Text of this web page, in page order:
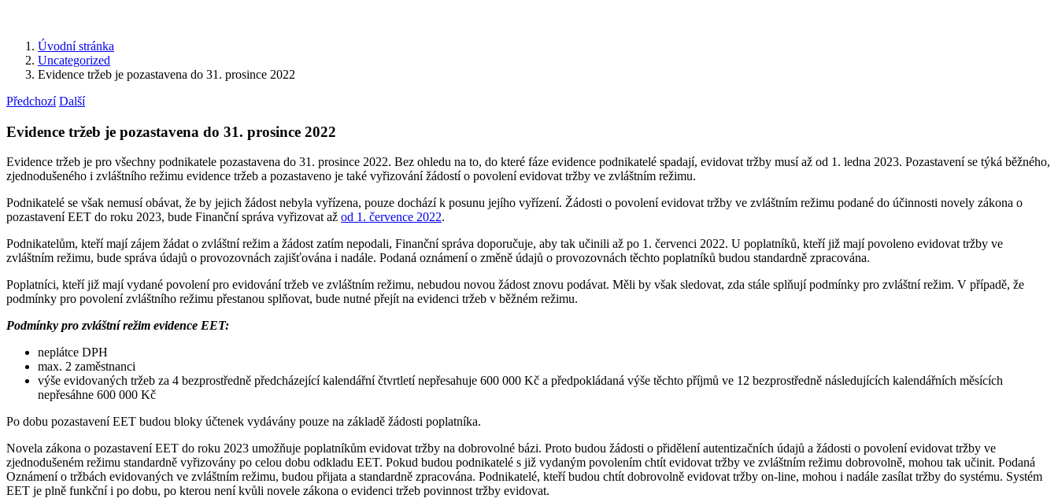
Úvodní stránka
Uncategorized
Evidence tržeb je pozastavena do 31. prosince 2022
Předchozí Další
Evidence tržeb je pozastavena do 31. prosince 2022
Evidence tržeb je pro všechny podnikatele pozastavena do 31. prosince 2022. Bez ohledu na to, do které fáze evidence podnikatelé spadají, evidovat tržby musí až od 1. ledna 2023. Pozastavení se týká běžného,
zjednodušeného i zvláštního režimu evidence tržeb a pozastaveno je také vyřizování žádostí o povolení evidovat tržby ve zvláštním režimu.
Podnikatelé se však nemusí obávat, že by jejich žádost nebyla vyřízena, pouze dochází k posunu jejího vyřízení. Žádosti o povolení evidovat tržby ve zvláštním režimu podané do účinnosti novely zákona o
pozastavení EET do roku 2023, bude Finanční správa vyřizovat až od 1. července 2022.
Podnikatelům, kteří mají zájem žádat o zvláštní režim a žádost zatím nepodali, Finanční správa doporučuje, aby tak učinili až po 1. červenci 2022. U poplatníků, kteří již mají povoleno evidovat tržby ve
zvláštním režimu, bude správa údajů o provozovnách zajišťována i nadále. Podaná oznámení o změně údajů o provozovnách těchto poplatníků budou standardně zpracována.
Poplatníci, kteří již mají vydané povolení pro evidování tržeb ve zvláštním režimu, nebudou novou žádost znovu podávat. Měli by však sledovat, zda stále splňují podmínky pro zvláštní režim. V případě, že
podmínky pro povolení zvláštního režimu přestanou splňovat, bude nutné přejít na evidenci tržeb v běžném režimu.
Podmínky pro zvláštní režim evidence EET:
neplátce DPH
max. 2 zaměstnanci
výše evidovaných tržeb za 4 bezprostředně předcházející kalendářní čtvrtletí nepřesahuje 600 000 Kč a předpokládaná výše těchto příjmů ve 12 bezprostředně následujících kalendářních měsících
nepřesáhne 600 000 Kč
Po dobu pozastavení EET budou bloky účtenek vydávány pouze na základě žádosti poplatníka.
Novela zákona o pozastavení EET do roku 2023 umožňuje poplatníkům evidovat tržby na dobrovolné bázi. Proto budou žádosti o přidělení autentizačních údajů a žádosti o povolení evidovat tržby ve
zjednodušeném režimu standardně vyřizovány po celou dobu odkladu EET. Pokud budou podnikatelé s již vydaným povolením chtít evidovat tržby ve zvláštním režimu dobrovolně, mohou tak učinit. Podaná
Oznámení o tržbách evidovaných ve zvláštním režimu, budou přijata a standardně zpracována. Podnikatelé, kteří budou chtít dobrovolně evidovat tržby on-line, mohou i nadále zasílat tržby do systému. Systém
EET je plně funkční i po dobu, po kterou není kvůli novele zákona o evidenci tržeb povinnost tržby evidovat.